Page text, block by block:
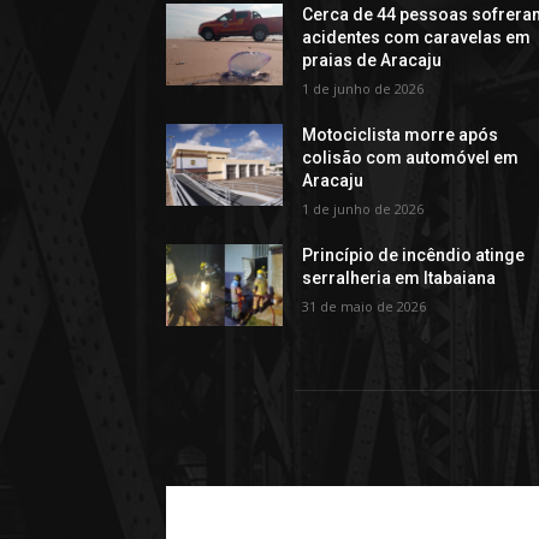
Cerca de 44 pessoas
acidentes com caravelas em
praias de Aracaju
1 de junho de 2026
Motociclista morre após
colisão com automóvel em
Aracaju
1 de junho de 2026
Princípio de incêndio atinge
serralheria em Itabaiana
31 de maio de 2026